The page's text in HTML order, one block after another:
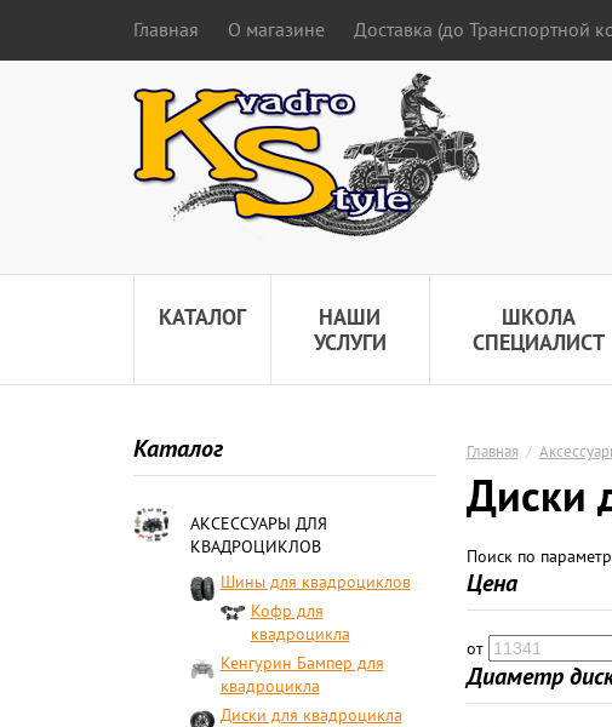
Главная О магазине Доставка (до Транспортной
КАТАЛОГ
НАШИ
УСЛУГИ
ШКОЛА
СПЕЦИАЛИСТ
Каталог
АКСЕССУАРЫ ДЛЯ
КВАДРОЦИКЛОВ
Шины для квадроциклов
Кофр для
квадроцикла
Кенгурин Бампер для
квадроцикла
Диски для квадроцикла
Главная /
Диски
Поиск по
Цена
от
Диаметр